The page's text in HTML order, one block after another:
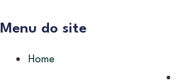
Menu do site
Home